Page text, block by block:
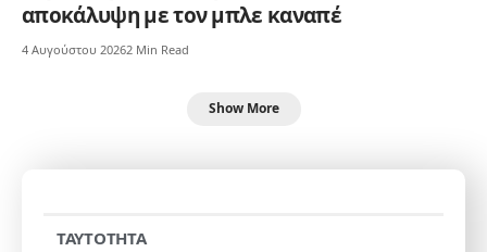
αποκάλυψη με τον μπλε καναπέ
4 Αυγούστου 20262 Min Read
Show More
TAYTOTHTA